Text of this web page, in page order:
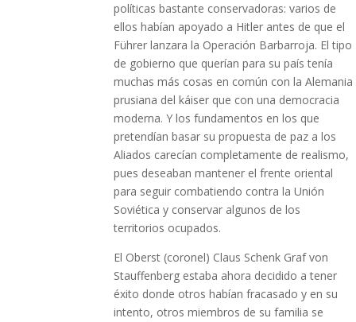
políticas bastante conservadoras: varios de
ellos habían apoyado a Hitler antes de que el
Führer lanzara la Operación Barbarroja. El tipo
de gobierno que querían para su país tenía
muchas más cosas en común con la Alemania
prusiana del káiser que con una democracia
moderna. Y los fundamentos en los que
pretendían basar su propuesta de paz a los
Aliados carecían completamente de realismo,
pues deseaban mantener el frente oriental
para seguir combatiendo contra la Unión
Soviética y conservar algunos de los
territorios ocupados.
El Oberst (coronel) Claus Schenk Graf von
Stauffenberg estaba ahora decidido a tener
éxito donde otros habían fracasado y en su
intento, otros miembros de su familia se